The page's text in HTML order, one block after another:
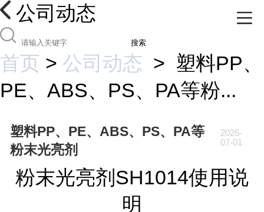
公司动态
搜索
首页 > 公司动态 > 塑料PP、
PE、ABS、PS、PA等粉...
塑料PP、PE、ABS、PS、PA等
粉末光亮剂
2026-
07-01
粉末光亮剂SH1014使用说
明